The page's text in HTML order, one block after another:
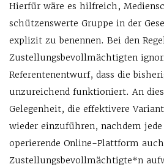
Hierfür wäre es hilfreich,
schützenswerte Gruppe in der
explizit zu benennen. Bei den
Zustellungsbevollmächtigten
Referentenentwurf, dass die
unzureichend funktioniert. An
Gelegenheit, die effektivere
wieder einzuführen, nachdem
operierende Online-Plattform
Zustellungsbevollmächtigte*n